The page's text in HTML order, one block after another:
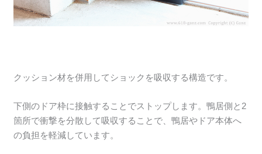
クッション材を併用してショックを吸収する構造です。
下側のドア枠に接触することでストップします。鴨居側と2
箇所で衝撃を分散して吸収することで、鴨居やドア本体へ
の負担を軽減しています。